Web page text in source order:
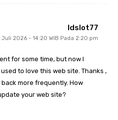
Idslot77
Juli 2026 - 14:20 WIB Pada 2:20 pm
for some time, but now I
to love this web site. Thanks ,
back more frequently. How
your web site?